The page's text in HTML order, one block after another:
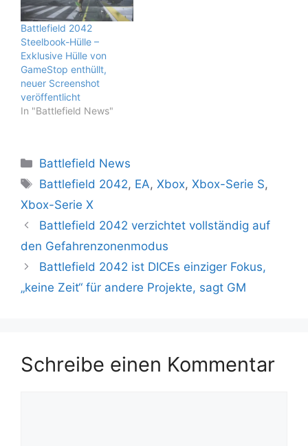
„Season 4: Eleventh
Hour“ erscheint am 28.
Februar für EA Play- und
Xbox Game Pass-
Mitglieder, wobei der
Headliner eine…
Battlefield 2042
Steelbook-Hülle –
Exklusive Hülle von
GameStop enthüllt,
neuer Screenshot
veröffentlicht
In "Battlefield News"
Kategorien
Battlefield News
Schlagwörter
Battlefield 2042, EA,Xbox,Xbox-Serie S,
Xbox-Serie X
Battlefield 2042 verzichtet vollständig auf
den Gefahrenzonenmodus
Battlefield 2042 ist DICEs einziger Fokus,
„keine Zeit“ für andere Projekte, sagt GM
Schreibe einen Kommentar